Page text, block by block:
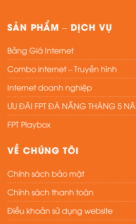
SẢN PHẨM – DỊCH VỤ
Bảng Giá Internet
Combo internet – Truyền hình
Internet doanh nghiệp
ƯU ĐÃI FPT ĐÀ NẴNG THÁNG 5
FPT Playbox
VỀ CHÚNG TÔI
Chính sách bảo mật
Chính sách thanh toán
Điều khoản sử dụng website